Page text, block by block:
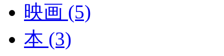
映画 (5)
本 (3)